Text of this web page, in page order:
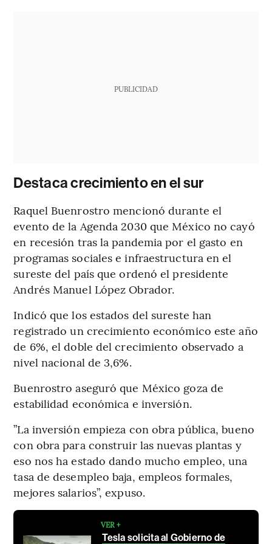
PUBLICIDAD
Destaca crecimiento en el sur
Raquel Buenrostro mencionó durante el
evento de la Agenda 2030 que México no cayó
en recesión tras la pandemia por el gasto en
programas sociales e infraestructura en el
sureste del país que ordenó el presidente
Andrés Manuel López Obrador.
Indicó que los estados del sureste han
registrado un crecimiento económico este año
de 6%, el doble del crecimiento observado a
nivel nacional de 3,6%.
Buenrostro aseguró que México goza de
estabilidad económica e inversión.
”La inversión empieza con obra pública, bueno
con obra para construir las nuevas plantas y
eso nos ha estado dando mucho empleo, una
tasa de desempleo baja, empleos formales,
mejores salarios”, expuso.
VER +
Tesla solicita al Gobierno de